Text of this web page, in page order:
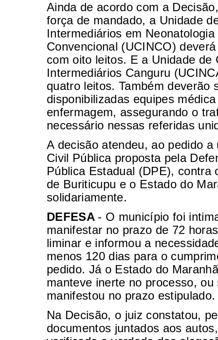
Ainda de acordo com a
força de mandado, a Unidade
Intermediários em Neonatologia
Convencional (UCINCO)
com oito leitos. E a Unidade de
Intermediários Canguru
quatro leitos. Também deverão
disponibilizadas equipes
enfermagem, assegurando o
necessário nessas referidas
A decisão atendeu, ao pedido a
Civil Pública proposta pela
Pública Estadual (DPE), contra
de Buriticupu e o Estado do
solidariamente.
DEFESA - O município foi
manifestar no prazo de 72
liminar e informou a
menos 120 dias para o
pedido. Já o Estado do
manteve inerte no processo, ou
manifestou no prazo estipulado.
Na Decisão, o juiz constatou,
documentos juntados aos